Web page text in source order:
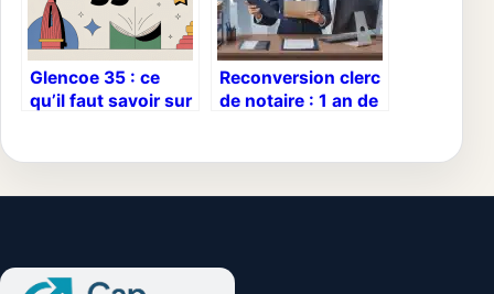
Glencoe 35 : ce
qu’il faut savoir sur
Reconversion clerc
de notaire : 1 an de
droit